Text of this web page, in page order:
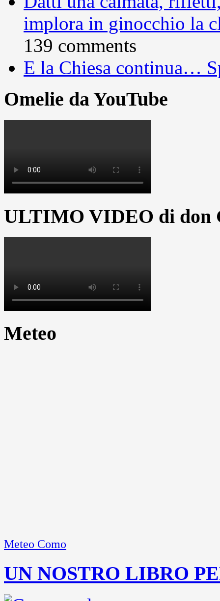
implora in ginocchio la
139 comments
E la Chiesa continua…
Omelie da YouTube
ULTIMO VIDEO di don
Meteo
Meteo Como
UN NOSTRO LIBRO